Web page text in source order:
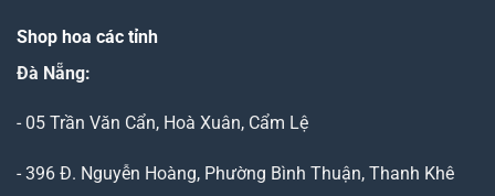
Shop hoa các tỉnh
Đà Nẵng:
- 05 Trần Văn Cẩn, Hoà Xuân, Cẩm Lệ
- 396 Đ. Nguyễn Hoàng, Phường Bình Thuận, Thanh Khê